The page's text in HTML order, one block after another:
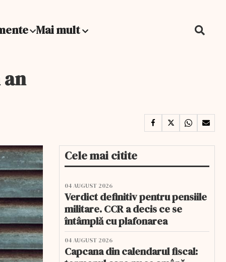
Mai mult
Cele mai citite
04 AUGUST 2026
Verdict definitiv pentru pensiile
militare. CCR a decis ce se
întâmplă cu plafonarea
04 AUGUST 2026
Capcana din calendarul fiscal: